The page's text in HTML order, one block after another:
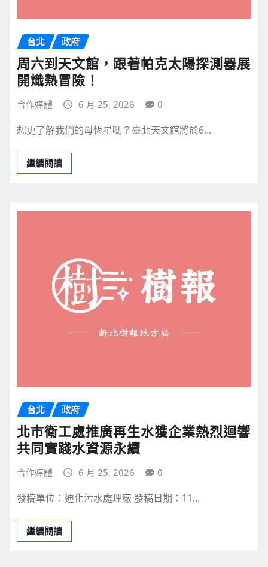
台北 政府
周六到天文館，跟著帕克太陽探測器展
開熾熱冒險！
合作媒體 6 月 25, 2026 0
想更了解我們的母恆星嗎？臺北天文館將於6…
繼續閱讀
台北 政府
北市衛工處推廣再生水獲企業熱烈迴響
共同實踐水資源永續
合作媒體 6 月 25, 2026 0
發稿單位：迪化污水處理廠 發稿日期：11…
繼續閱讀